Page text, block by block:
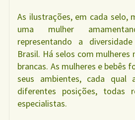
As ilustrações, em cada selo,
uma mulher
representando a
Brasil. Há selos com mulheres
brancas. As mulheres e bebês
seus ambientes, cada qual
diferentes posições, todas
especialistas.